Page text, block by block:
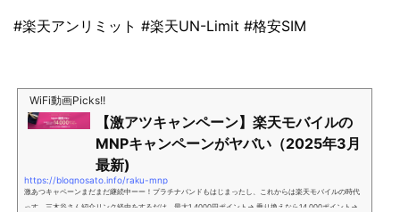
#楽天アンリミット #楽天UN-Limit #格安SIM
WiFi動画Picks!!
【激アツキャンペーン】楽天モバイルの
MNPキャンペーンがヤバい（2025年3月
最新)
https://blognosato.info/raku-mnp
激あつキャペーンまだまだ継続中ーー！プラチナバンドもはじまったし、これからは楽天モバイルの時代
っす。三木谷さん紹介リンク経由をするだけ。最大1,4000円ポイント→ 乗り換えなら14,000ポイント→